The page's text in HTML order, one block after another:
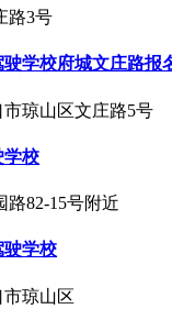
路3号
学校府城文庄路报
琼山区文庄路5号
学校
路82-15号附近
驶学校
琼山区